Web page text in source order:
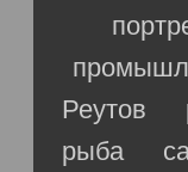
Реутов
рыба